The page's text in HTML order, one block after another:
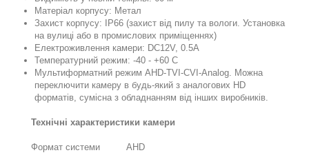
Матеріал корпусу: Метал
Захист корпусу: IP66 (захист від пилу та вологи. Установка
на вулиці або в промислових приміщеннях)
Електроживлення камери: DC12V, 0.5А
Температурний режим: -40 - +60 C
Мультиформатний режим AHD-TVI-CVI-Analog. Можна
переключити камеру в будь-який з аналогових HD
форматів, сумісна з обладнанням від інших виробників.
Технічні характеристики камери
Формат системи AHD